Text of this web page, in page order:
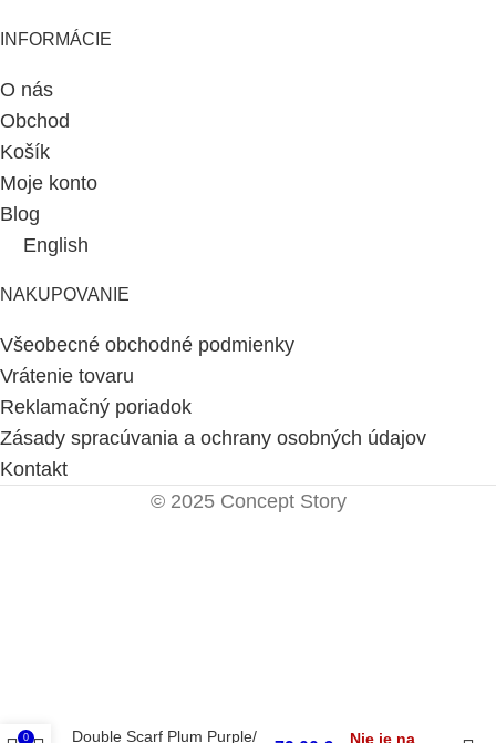
INFORMÁCIE
O nás
Obchod
Košík
Moje konto
Blog
English
NAKUPOVANIE
Všeobecné obchodné podmienky
Vrátenie tovaru
Reklamačný poriadok
Zásady spracúvania a ochrany osobných údajov
Kontakt
© 2025 Concept Story
Double Scarf Plum Purple/ Nie je na
0